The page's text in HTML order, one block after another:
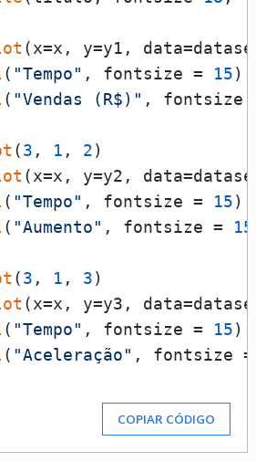
(x=x, y=y1,
( "Tempo" , fontsize = 15)
( "Vendas (R$)" , fontsize
(3 , 1 , 2)
(x=x, y=y2,
( "Tempo" , fontsize = 15)
( "Aumento" , fontsize = 15
(3 , 1 , 3)
(x=x, y=y3,
( "Tempo" , fontsize = 15)
( "Aceleração" , fontsize
COPIAR CÓDIGO